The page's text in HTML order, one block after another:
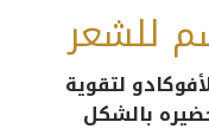
للشعر
لتقوية
بالشكل